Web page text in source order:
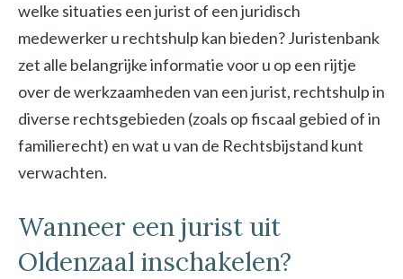
welke situaties een jurist of een juridisch
medewerker u rechtshulp kan bieden? Juristenbank
zet alle belangrijke informatie voor u op een rijtje
over de werkzaamheden van een jurist, rechtshulp in
diverse rechtsgebieden (zoals op fiscaal gebied of in
familierecht) en wat u van de Rechtsbijstand kunt
verwachten.
Wanneer een jurist uit
Oldenzaal inschakelen?